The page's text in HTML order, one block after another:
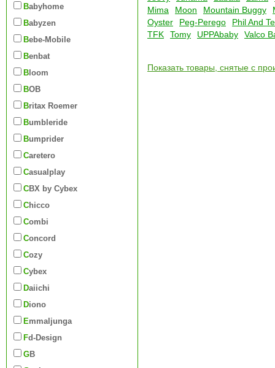
Babyhome
Babyzen
Bebe-Mobile
Benbat
Bloom
BOB
Britax Roemer
Bumbleride
Bumprider
Caretero
Casualplay
CBX by Cybex
Chicco
Combi
Concord
Cozy
Cybex
Daiichi
Diono
Emmaljunga
Fd-Design
GB
Mima
Moon Mountain Buggy
Oyster
Peg-Perego
Phil And
TFK
Tomy UPPAbaby Valco
Показать товары, снятые с